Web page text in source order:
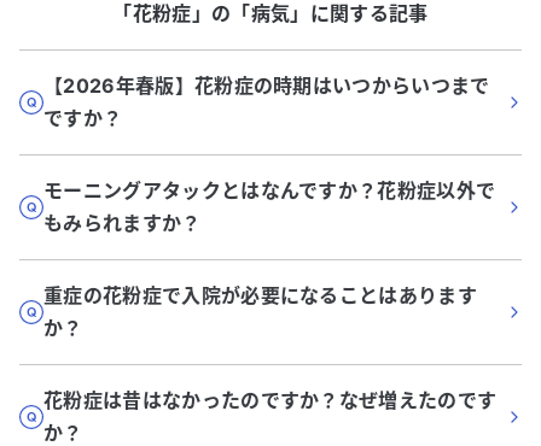
「花粉症」 の「病気」に関する記事
【2026年春版】花粉症の時期はいつからいつまで
ですか？
モーニングアタックとはなんですか？花粉症以外で
もみられますか？
重症の花粉症で入院が必要になることはあります
か？
花粉症は昔はなかったのですか？なぜ増えたのです
か？